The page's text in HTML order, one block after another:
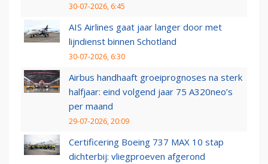
30-07-2026, 6:45
AIS Airlines gaat jaar langer door met
lijndienst binnen Schotland
30-07-2026, 6:30
Airbus handhaaft groeiprognoses na sterk
halfjaar: eind volgend jaar 75 A320neo’s
per maand
29-07-2026, 20:09
Certificering Boeing 737 MAX 10 stap
dichterbij: vliegproeven afgerond